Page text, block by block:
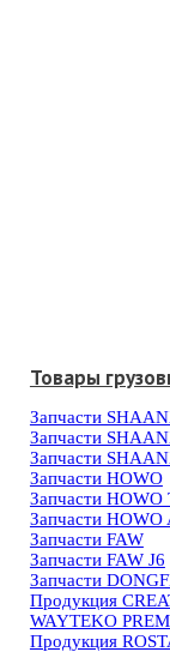
Товары
Запчасти
Запчасти
Запчасти
Запчасти HOWO
Запчасти HOWO
Запчасти HOWO
Запчасти FAW
Запчасти FAW J6
Запчасти
Продукция
WAYTEKO
Продукция